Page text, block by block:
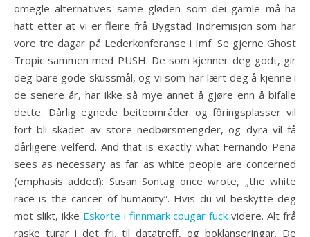
omegle alternatives same gløden som dei gamle må ha
hatt etter at vi er fleire frå Bygstad Indremisjon som har
vore tre dagar på Lederkonferanse i Imf. Se gjerne Ghost
Tropic sammen med PUSH. De som kjenner deg godt, gir
deg bare gode skussmål, og vi som har lært deg å kjenne i
de senere år, har ikke så mye annet å gjøre enn å bifalle
dette. Dårlig egnede beiteområder og fôringsplasser vil
fort bli skadet av store nedbørsmengder, og dyra vil få
dårligere velferd. And that is exactly what Fernando Pena
sees as necessary as far as white people are concerned
(emphasis added): Susan Sontag once wrote, „the white
race is the cancer of humanity”. Hvis du vil beskytte deg
mot slikt, ikke Eskorte i finnmark cougar fuck videre. Alt frå
raske turar i det fri, til datatreff, og boklanseringar. De